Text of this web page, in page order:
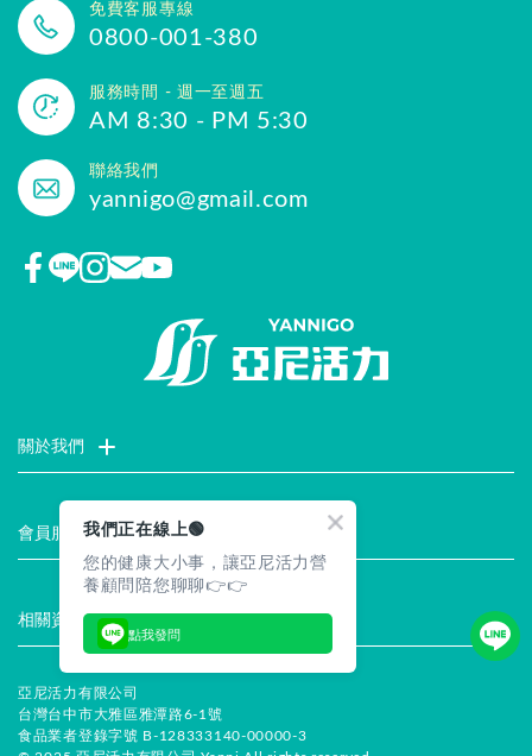
免費客服專線
0800-001-380
服務時間 - 週一至週五
AM 8:30 - PM 5:30
聯絡我們
yannigo@gmail.com
關於我們
會員服務
最新消息 註冊會員
試用索取 服務說明
相關資訊
常見問題 隱私權聲明
企業徵才 安全保證
合作提案
亞尼活力有限公司
台灣台中市大雅區雅潭路6-1號
食品業者登錄字號 B-128333140-00000-3
我們正在線上🟢
您的健康大小事，讓亞尼活力營
養顧問陪您聊聊👉👉
點我發問